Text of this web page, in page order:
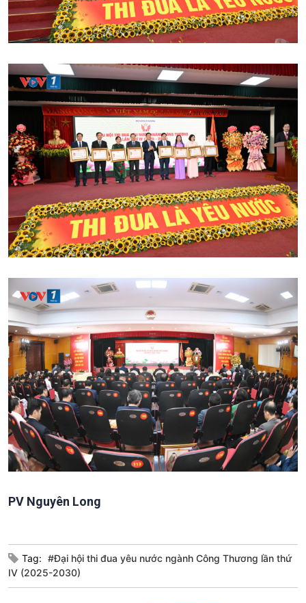
VOV1 đặc biệt
Thanh âm ký sự
Chân dung cuộc sống
Các chương trình đặc biệt
PV Nguyên Long
Tag: #Đại hội thi đua yêu nước ngành Công Thương lần thứ
IV (2025-2030)